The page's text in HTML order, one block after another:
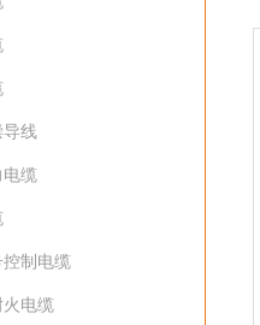
导线
电缆
制电缆
电缆